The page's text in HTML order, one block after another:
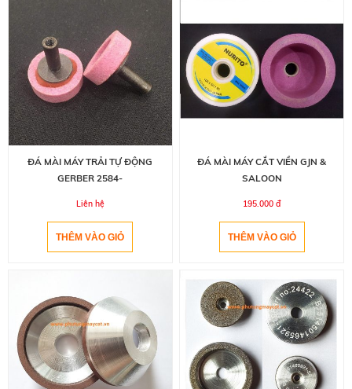
ĐÁ MÀI MÁY TRẢI TỰ ĐỘNG
GERBER 2584-
Liên hệ
ĐÁ MÀI MÁY CẮT VIỀN GJN &
SALOON
195.000 đ